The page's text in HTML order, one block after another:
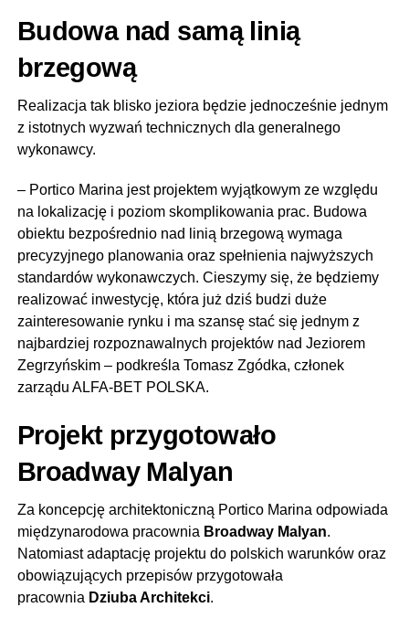
Budowa nad samą linią
brzegową
Realizacja tak blisko jeziora będzie jednocześnie jednym
z istotnych wyzwań technicznych dla generalnego
wykonawcy.
– Portico Marina jest projektem wyjątkowym ze względu
na lokalizację i poziom skomplikowania prac. Budowa
obiektu bezpośrednio nad linią brzegową wymaga
precyzyjnego planowania oraz spełnienia najwyższych
standardów wykonawczych. Cieszymy się, że będziemy
realizować inwestycję, która już dziś budzi duże
zainteresowanie rynku i ma szansę stać się jednym z
najbardziej rozpoznawalnych projektów nad Jeziorem
Zegrzyńskim – podkreśla Tomasz Zgódka, członek
zarządu ALFA-BET POLSKA.
Projekt przygotowało
Broadway Malyan
Za koncepcję architektoniczną Portico Marina odpowiada
międzynarodowa pracownia Broadway Malyan.
Natomiast adaptację projektu do polskich warunków oraz
obowiązujących przepisów przygotowała
pracownia Dziuba Architekci.